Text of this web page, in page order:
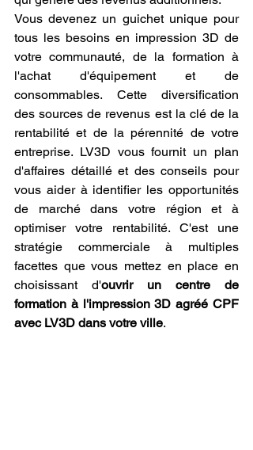
Vous devenez un guichet unique pour
tous les besoins en impression 3D de
votre communauté, de la formation à
l'achat d'équipement et de
consommables. Cette diversification
des sources de revenus est la clé de la
rentabilité et de la pérennité de votre
entreprise. LV3D vous fournit un plan
d'affaires détaillé et des conseils pour
vous aider à identifier les opportunités
de marché dans votre région et à
optimiser votre rentabilité. C'est une
stratégie commerciale à multiples
facettes que vous mettez en place en
choisissant d'ouvrir un centre de
formation à l'impression 3D agréé CPF
avec LV3D dans votre ville.